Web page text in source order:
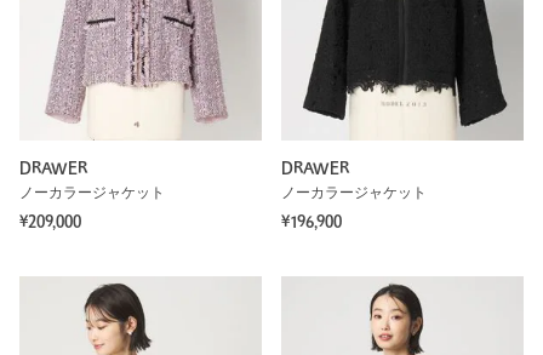
DRAWER
ノーカラージャケット
¥209,000
DRAWER
ノーカラージャケット
¥196,900